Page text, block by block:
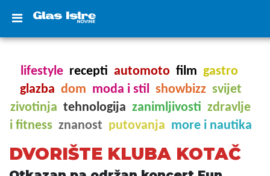
lifestyle recepti automoto film gastro
glazba dom moda i stil showbizz svijet
zivotinja tehnologija zanimljivosti zdravlje
i fitness znanost putovanja more i nautika
DVORIŠTE KLUBA KOTAČ